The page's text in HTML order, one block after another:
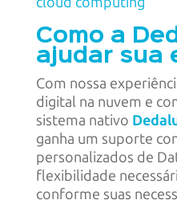
Como a
ajudar sua
Com nossa
digital na nuvem e
sistema nativo
ganha um suporte
personalizados de
flexibilidade
conforme suas